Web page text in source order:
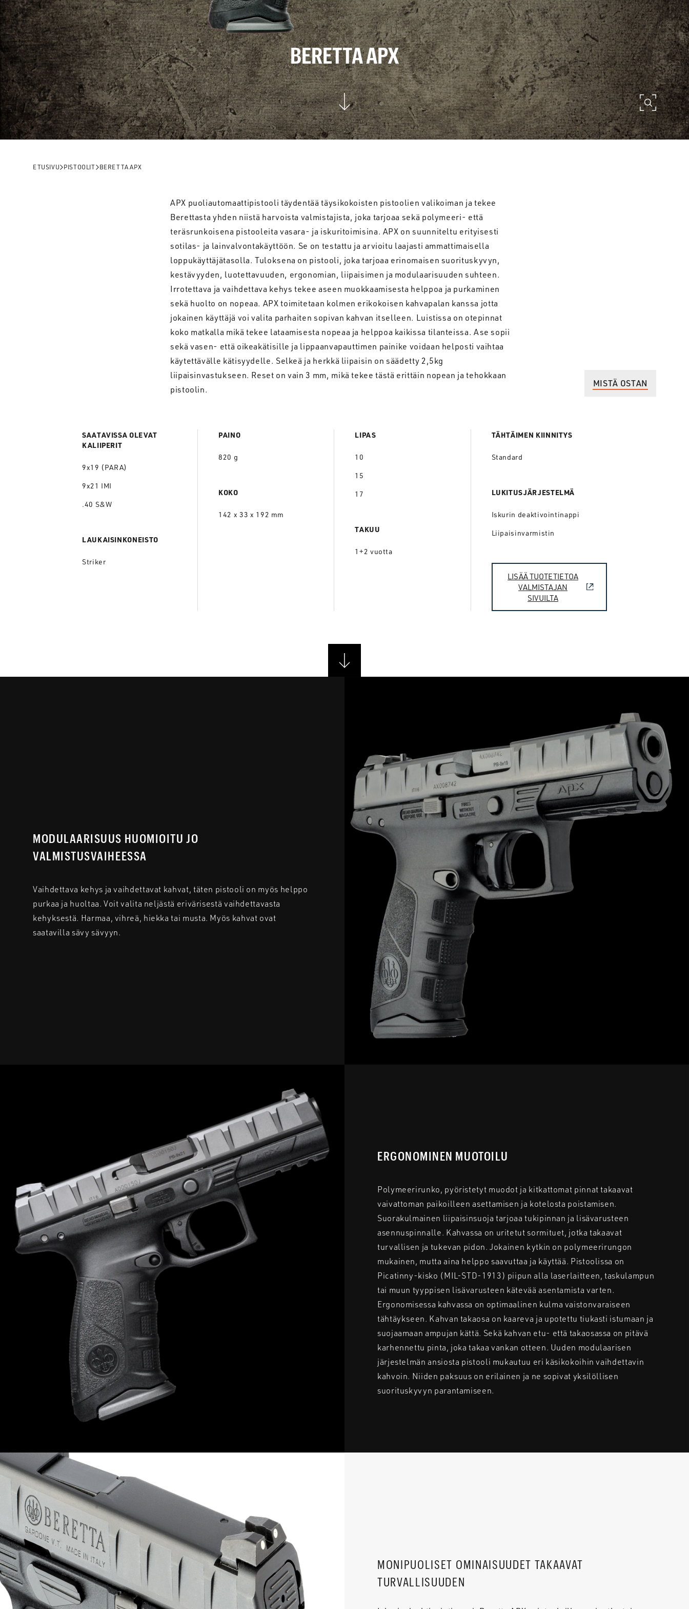
BERETTA APX
ETUSIVU PISTOOLIT BERETTA APX
APX puoliautomaattipistooli täydentää täysikokoisten pistoolien valikoiman ja tekee
Berettasta yhden niistä harvoista valmistajista, joka tarjoaa sekä polymeeri- että
teräsrunkoisena pistooleita vasara- ja iskuritoimisina. APX on suunniteltu erityisesti
sotilas- ja lainvalvontakäyttöön. Se on testattu ja arvioitu laajasti ammattimaisella
loppukäyttäjätasolla. Tuloksena on pistooli, joka tarjoaa erinomaisen suorituskyvyn,
kestävyyden, luotettavuuden, ergonomian, liipaisimen ja modulaarisuuden suhteen.
Irrotettava ja vaihdettava kehys tekee aseen muokkaamisesta helppoa ja purkaminen
sekä huolto on nopeaa. APX toimitetaan kolmen erikokoisen kahvapalan kanssa jotta
jokainen käyttäjä voi valita parhaiten sopivan kahvan itselleen. Luistissa on otepinnat
koko matkalla mikä tekee lataamisesta nopeaa ja helppoa kaikissa tilanteissa. Ase sopii
sekä vasen- että oikeakätisille ja lippaanvapauttimen painike voidaan helposti vaihtaa
käytettävälle kätisyydelle. Selkeä ja herkkä liipaisin on säädetty 2,5kg
liipaisinvastukseen. Reset on vain 3 mm, mikä tekee tästä erittäin nopean ja tehokkaan
pistoolin.
MISTÄ OSTAN
SAATAVISSA OLEVAT
KALIIPERIT
9x19 (PARA)
9x21 IMI
.40 S&W
LAUKAISINKONEISTO
Striker
PAINO
820 g
KOKO
142 x 33 x 192 mm
LIPAS
10
15
17
TAKUU
1+2 vuotta
TÄHTÄIMEN KIINNITYS
Standard
LUKITUSJÄRJESTELMÄ
Iskurin deaktivointinappi
Liipaisinvarmistin
LISÄÄ TUOTETIETOA
VALMISTAJAN
SIVUILTA
MODULAARISUUS HUOMIOITU JO
VALMISTUSVAIHEESSA
Vaihdettava kehys ja vaihdettavat kahvat, täten pistooli on myös helppo
purkaa ja huoltaa. Voit valita neljästä erivärisestä vaihdettavasta
kehyksestä. Harmaa, vihreä, hiekka tai musta. Myös kahvat ovat
saatavilla sävy sävyyn.
ERGONOMINEN MUOTOILU
Polymeerirunko, pyöristetyt muodot ja kitkattomat pinnat takaavat
vaivattoman paikoilleen asettamisen ja kotelosta poistamisen.
Suorakulmainen liipaisinsuoja tarjoaa tukipinnan ja lisävarusteen
asennuspinnalle. Kahvassa on uritetut sormituet, jotka takaavat
turvallisen ja tukevan pidon. Jokainen kytkin on polymeerirungon
mukainen, mutta aina helppo saavuttaa ja käyttää. Pistoolissa on
Picatinny-kisko (MIL-STD-1913) piipun alla laserlaitteen, taskulampun
tai muun tyyppisen lisävarusteen kätevää asentamista varten.
Ergonomisessa kahvassa on optimaalinen kulma vaistonvaraiseen
tähtäykseen. Kahvan takaosa on kaareva ja upotettu tiukasti istumaan ja
suojaamaan ampujan kättä. Sekä kahvan etu- että takaosassa on pitävä
karhennettu pinta, joka takaa vankan otteen. Uuden modulaarisen
järjestelmän ansiosta pistooli mukautuu eri käsikokoihin vaihdettavin
kahvoin. Niiden paksuus on erilainen ja ne sopivat yksilöllisen
suorituskyvyn parantamiseen.
MONIPUOLISET OMINAISUUDET TAKAAVAT
TURVALLISUUDEN